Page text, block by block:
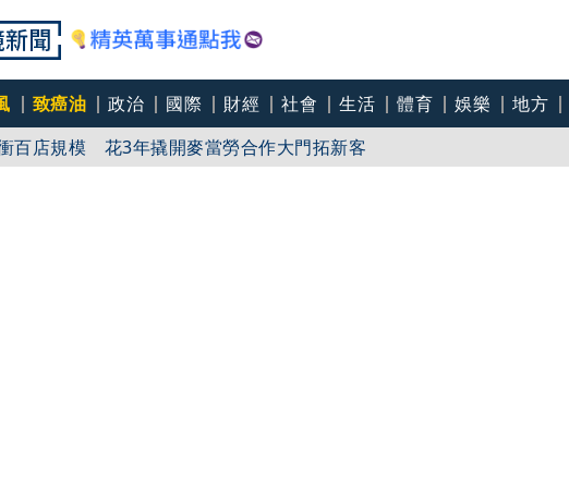
致癌油 政治 國際 財經 社會 生活 體育 娛樂 地方
百店規模 花3年撬開麥當勞合作大門拓新客
入罪 黃智賢批掩護中聯政客、政黨「台灣之恥」